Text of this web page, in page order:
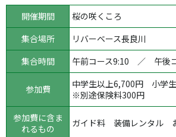
開催期間
桜の咲くころ
集合場所
リバーベース長良川
集合時間
午前コース9:10 ／ 午後
参加費
中学生以上6,700円 小学生
※別途保険料300円
参加費に含ま
れるもの
ガイド料 装備レンタル